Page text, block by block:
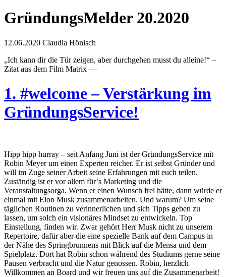
GründungsMelder 20.2020
12.06.2020 Claudia Hönisch
„Ich kann dir die Tür zeigen, aber durchgehen musst du alleine!“ –
Zitat aus dem Film Matrix —
1. #welcome – Verstärkung im
GründungsService!
Hipp hipp hurray – seit Anfang Juni ist der GründungsService mit
Robin Meyer um einen Experten reicher. Er ist selbst Gründer und
will im Zuge seiner Arbeit seine Erfahrungen mit euch teilen.
Zuständig ist er vor allem für’s Marketing und die
Veranstaltungsorga. Wenn er einen Wunsch frei hätte, dann würde er
einmal mit Elon Musk zusammenarbeiten. Und warum? Um seine
täglichen Routinen zu verinnerlichen und sich Tipps geben zu
lassen, um solch ein visionäres Mindset zu entwickeln. Top
Einstellung, finden wir. Zwar gehört Herr Musk nicht zu unserem
Repertoire, dafür aber die eine spezielle Bank auf dem Campus in
der Nähe des Springbrunnens mit Blick auf die Mensa und dem
Spielplatz. Dort hat Robin schon während des Studiums gerne seine
Pausen verbracht und die Natur genossen. Robin, herzlich
Willkommen an Board und wir freuen uns auf die Zusammenarbeit!